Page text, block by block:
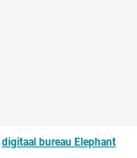
digitaal bureau Elephant